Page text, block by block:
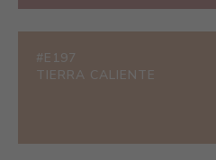
#E197
TIERRA CALIENTE